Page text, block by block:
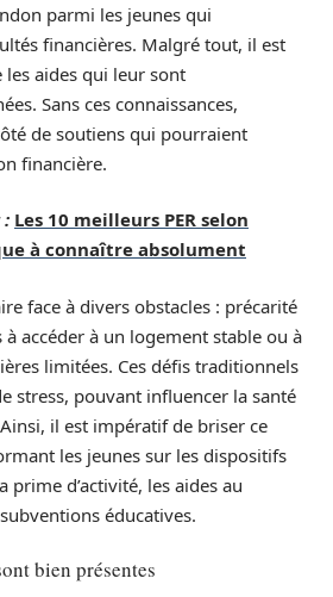
parmi les jeunes qui
financières. Malgré tout, il est
aides qui leur sont
Sans ces connaissances,
de soutiens qui pourraient
financière.
: Les 10 meilleurs PER selon
à connaître absolument
face à divers obstacles : précarité
accéder à un logement stable ou à
limitées. Ces défis traditionnels
stress, pouvant influencer la santé
il est impératif de briser ce
les jeunes sur les dispositifs
prime d’activité, les aides au
éducatives.
bien présentes